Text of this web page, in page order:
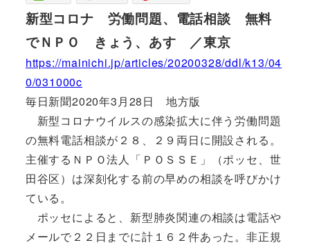
新型コロナ 労働問題、電話相談 無料
でＮＰＯ きょう、あす ／東京
https://mainichi.jp/articles/20200328/ddl/k13/04
0/031000c
毎日新聞2020年3月28日 地方版
新型コロナウイルスの感染拡大に伴う労働問題
の無料電話相談が２８、２９両日に開設される。
主催するＮＰＯ法人「ＰＯＳＳＥ」（ポッセ、世
田谷区）は深刻化する前の早めの相談を呼びかけ
ている。
ポッセによると、新型肺炎関連の相談は電話や
メールで２２日までに計１６２件あった。非正規